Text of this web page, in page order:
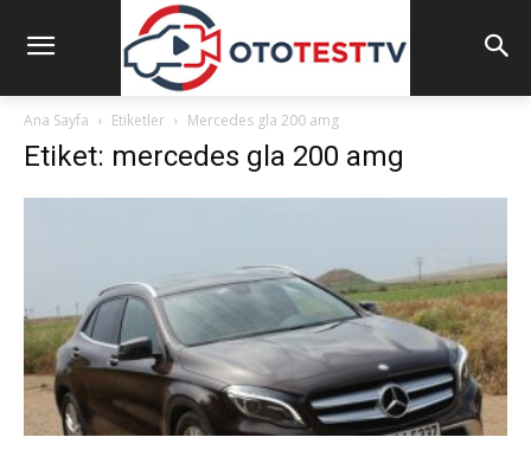
Ana Sayfa Etiketler Mercedes gla 200 amg
Etiket: mercedes gla 200 amg